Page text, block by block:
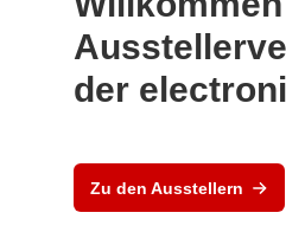
der
Zu den Ausstellern